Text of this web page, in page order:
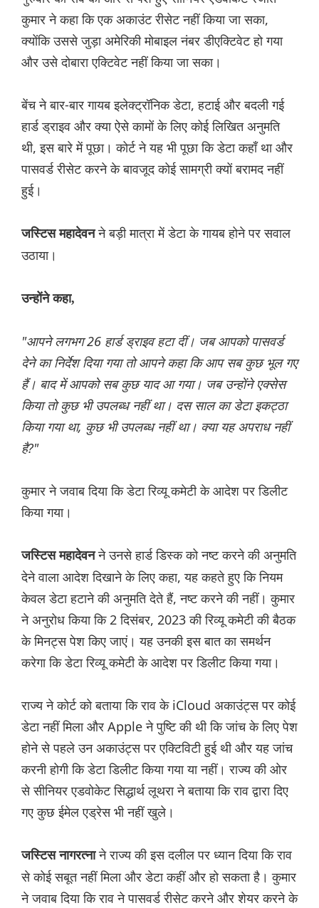
कुमार ने कहा कि एक अकाउंट रीसेट नहीं किया जा सका,
क्योंकि उससे जुड़ा अमेरिकी मोबाइल नंबर डीएक्टिवेट हो गया
और उसे दोबारा एक्टिवेट नहीं किया जा सका।
बेंच ने बार-बार गायब इलेक्ट्रॉनिक डेटा, हटाई और बदली गई
हार्ड ड्राइव और क्या ऐसे कामों के लिए कोई लिखित अनुमति
थी, इस बारे में पूछा। कोर्ट ने यह भी पूछा कि डेटा कहाँ था और
पासवर्ड रीसेट करने के बावजूद कोई सामग्री क्यों बरामद नहीं
हुई।
जस्टिस महादेवनने बड़ी मात्रा में डेटा के गायब होने पर सवाल
उठाया।
उन्होंने कहा,
"आपने लगभग 26 हार्ड ड्राइव हटा दीं। जब आपको पासवर्ड
देने का निर्देश दिया गया तो आपने कहा कि आप सब कुछ भूल गए
हैं। बाद में आपको सब कुछ याद आ गया। जब उन्होंने एक्सेस
किया तो कुछ भी उपलब्ध नहीं था। दस साल का डेटा इकट्ठा
किया गया था, कुछ भी उपलब्ध नहीं था। क्या यह अपराध नहीं
है?"
कुमार ने जवाब दिया कि डेटा रिव्यू कमेटी के आदेश पर डिलीट
किया गया।
जस्टिस महादेवनने उनसे हार्ड डिस्क को नष्ट करने की अनुमति
देने वाला आदेश दिखाने के लिए कहा, यह कहते हुए कि नियम
केवल डेटा हटाने की अनुमति देते हैं, नष्ट करने की नहीं। कुमार
ने अनुरोध किया कि 2 दिसंबर, 2023 की रिव्यू कमेटी की बैठक
के मिनट्स पेश किए जाएं। यह उनकी इस बात का समर्थन
करेगा कि डेटा रिव्यू कमेटी के आदेश पर डिलीट किया गया।
राज्य ने कोर्ट को बताया कि राव के iCloud अकाउंट्स पर कोई
डेटा नहीं मिला और Apple ने पुष्टि की थी कि जांच के लिए पेश
होने से पहले उन अकाउंट्स पर एक्टिविटी हुई थी और यह जांच
करनी होगी कि डेटा डिलीट किया गया या नहीं। राज्य की ओर
से सीनियर एडवोकेट सिद्धार्थ लूथरा ने बताया कि राव द्वारा दिए
गए कुछ ईमेल एड्रेस भी नहीं खुले।
जस्टिस नागरत्नाने राज्य की इस दलील पर ध्यान दिया कि राव
से कोई सबूत नहीं मिला और डेटा कहीं और हो सकता है। कुमार
ने जवाब दिया कि राव ने पासवर्ड रीसेट करने और शेयर करने के